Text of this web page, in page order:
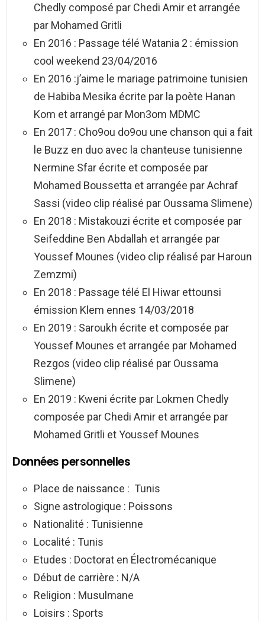
Chedly composé par Chedi Amir et arrangée
par Mohamed Gritli
En 2016 : Passage télé Watania 2 : émission
cool weekend 23/04/2016
En 2016 :j’aime le mariage patrimoine tunisien
de Habiba Mesika écrite par la poète Hanan
Kom et arrangé par Mon3om MDMC
En 2017 : Cho9ou do9ou une chanson qui a fait
le Buzz en duo avec la chanteuse tunisienne
Nermine Sfar écrite et composée par
Mohamed Boussetta et arrangée par Achraf
Sassi (video clip réalisé par Oussama Slimene)
En 2018 : Mistakouzi écrite et composée par
Seifeddine Ben Abdallah et arrangée par
Youssef Mounes (video clip réalisé par Haroun
Zemzmi)
En 2018 : Passage télé El Hiwar ettounsi
émission Klem ennes 14/03/2018
En 2019 : Saroukh écrite et composée par
Youssef Mounes et arrangée par Mohamed
Rezgos (video clip réalisé par Oussama
Slimene)
En 2019 : Kweni écrite par Lokmen Chedly
composée par Chedi Amir et arrangée par
Mohamed Gritli et Youssef Mounes
Données personnelles
Place de naissance : Tunis
Signe astrologique : Poissons
Nationalité : Tunisienne
Localité : Tunis
Etudes : Doctorat en Électromécanique
Début de carrière : N/A
Religion : Musulmane
Loisirs : Sports